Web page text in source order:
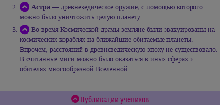
Астра — древневедическое оружие, с помощью которого
можно было уничтожить целую планету.
Во время Космической драмы земляне были эвакуированы на
космических кораблях на ближайшие обитаемые планеты.
Впрочем, расстояний в древневедическую эпоху не существовало.
В считанные миги можно было оказаться в иных сферах и
обителях многообразной Вселенной.
Публикации учеников